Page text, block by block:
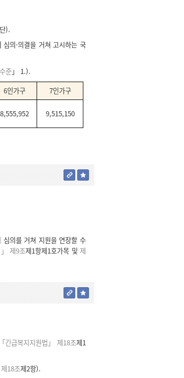
).
의·의결을 거쳐 고시하는 국
준」 1.).
6인가구
7인가구
8,555,952 9,515,150
심의를 거쳐 지원을 연장할 수
제9조제1항제1호가목 및 제
「긴급복지지원법」 제18조제1
제18조제2항).